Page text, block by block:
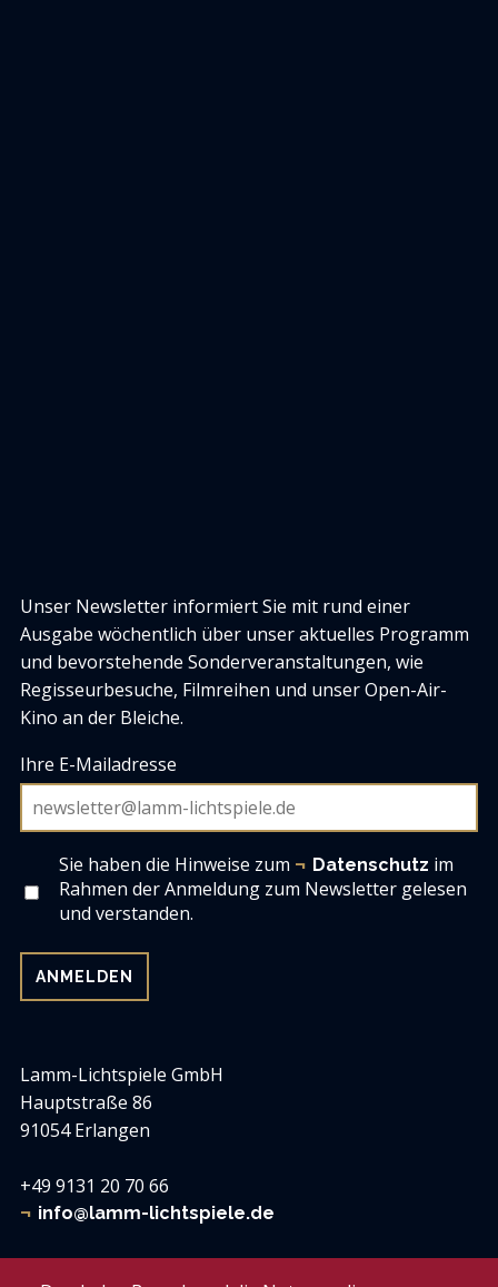
Lamm-Lichtspiele GmbH
Hauptstraße 86
91054 Erlangen
+49 9131 20 70 66
info@lamm-lichtspiele.de
Lamm-Lichtspiele
Unser Newsletter informiert Sie mit rund einer
Ausgabe wöchentlich über unser aktuelles Programm
und bevorstehende Sonderveranstaltungen, wie
Regisseurbesuche, Filmreihen und unser Open-Air-
Kino an der Bleiche.
Ihre E-Mailadresse
Sie haben die Hinweise zum Datenschutz im
Rahmen der Anmeldung zum Newsletter gelesen
und verstanden.